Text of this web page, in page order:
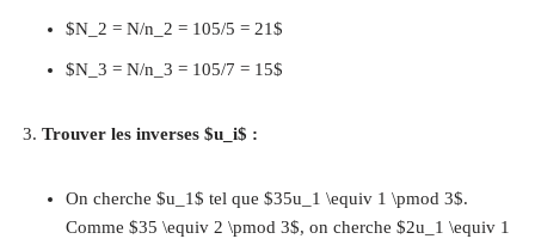
$N_2 = N/n_2 = 105/5 = 21$
$N_3 = N/n_3 = 105/7 = 15$
Trouver les inverses $u_i$ :
On cherche $u_1$ tel que $35u_1 \equiv 1 \pmod 3$.
Comme $35 \equiv 2 \pmod 3$, on cherche $2u_1 \equiv 1